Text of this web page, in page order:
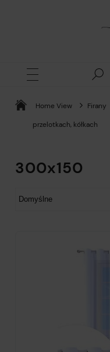
Home View Firany
przelotkach, kółkach
300x150